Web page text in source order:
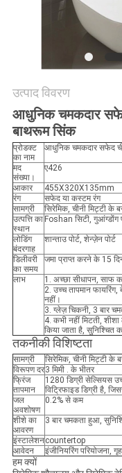
उत्पाद विवरण
आधुनिक चमकदार सफेद
बाथरूम सिंक
प्रोडक्ट
का नाम
आधुनिक चमकदार सफेद
मद
संख्या।
ए426
आकार
455X320X135mm
रंग
सफेद या कस्टम रंग
सामग्री
सिरेमिक, चीनी मिट्टी के
उत्पत्ति का
स्थान
Foshan सिटी, गुआंग्डोंग
लोडिंग
बंदरगाह
शान्ताउ पोर्ट, शेन्ज़ेन पोर्ट
डिलीवरी
का समय
जमा प्राप्त करने के 15
लाभ
1. अच्छा सीधापन, साफ
2. उच्च तापमान
नहीं।
3. ग्लेज़ चिकनी, 3 बार
4. कभी नहीं मिटती,
किया जाता है, सुनिश्चित
तकनीकी विशिष्टता
सामग्री
सिरेमिक, चीनी मिट्टी के
विरूपण दर3 मिमी . के भीतर
फ्रिंज
तापमान
1280 डिग्री सेल्सियस
विट्रिफाइड डिग्री है,
जल
अवशोषण
0.2% से कम
शीशे का
आवरण
3 बार चमकता हुआ,
इंस्टालेशनcountertop
आवेदन
इंजीनियरिंग परियोजना,
हम क्यों